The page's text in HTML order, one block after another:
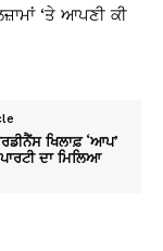
‘ਤੇ ਆਪਣੀ ਕੀ
ਖਿਲਾਫ਼ ‘ਆਪ’
ਦਾ ਮਿਲਿਆ